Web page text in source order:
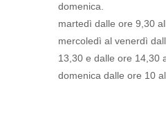
domenica.
martedì dalle ore 9,30
mercoledì al venerdì
13,30 e dalle ore 14,30
domenica dalle ore 10